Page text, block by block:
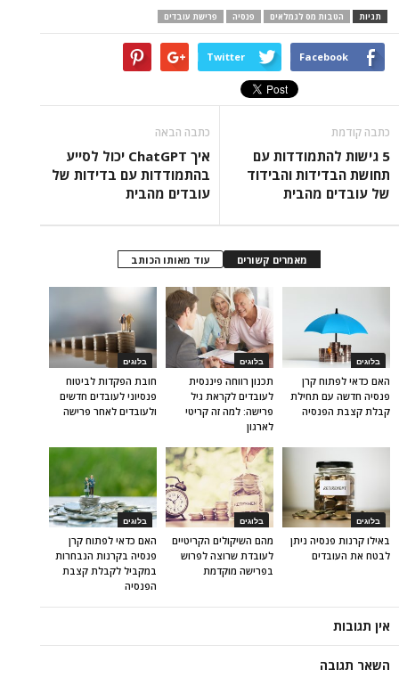
תגיות הטבות מס לגמלאים פנסיה פרישת עובדים
Facebook
Twitter
כתבה קודמת
5 גישות להתמודדות עם
תחושת הבדידות והבידוד
של עובדים מהבית
כתבה הבאה
איך ChatGPT יכול לסייע
בהתמודדות עם בדידות של
עובדים מהבית
מאמרים קשורים עוד מאותו הכותב
בלוגים
חובת הפקדות לביטוח
פנסיוני לעובדים חדשים
ולעובדים לאחר פרישה
בלוגים
תכנון רווחה פיננסית
לעובדים לקראת גיל
פרישה: למה זה קריטי
לארגון
בלוגים
האם כדאי לפתוח קרן
פנסיה חדשה עם תחילת
קבלת קצבת הפנסיה
בלוגים
האם כדאי לפתוח קרן
פנסיה בקרנות הנבחרות
במקביל לקבלת קצבת
הפנסיה
בלוגים
מהם השיקולים הקריטיים
לעובדת שרוצה לפרוש
בפרישה מוקדמת
בלוגים
באילו קרנות פנסיה ניתן
לבטח את העובדים
אין תגובות
השאר תגובה